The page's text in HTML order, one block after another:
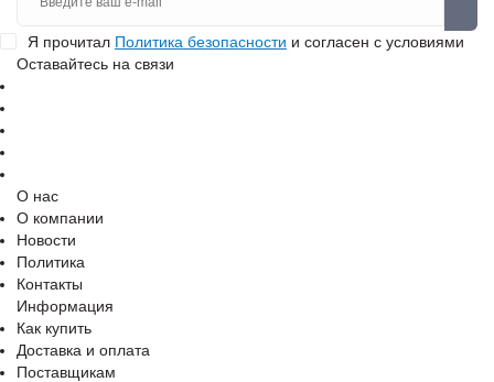
Я прочитал Политика безопасности и согласен с условиями
Оставайтесь на связи
О нас
О компании
Новости
Политика
Контакты
Информация
Как купить
Доставка и оплата
Поставщикам